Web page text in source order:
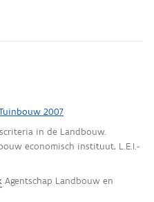
2007
in de Landbouw.
economisch instituut, L.E.I.-
Agentschap Landbouw en